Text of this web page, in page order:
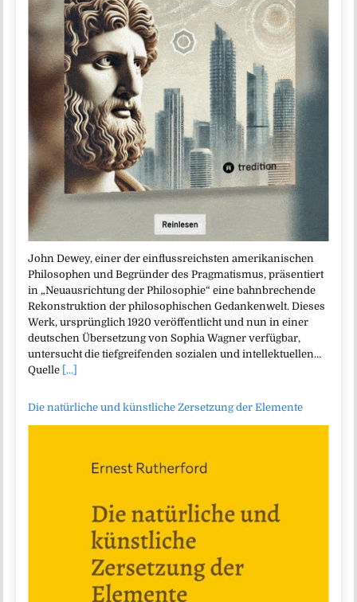
John Dewey, einer der einflussreichsten amerikanischen
Philosophen und Begründer des Pragmatismus, präsentiert
in „Neuausrichtung der Philosophie“ eine bahnbrechende
Rekonstruktion der philosophischen Gedankenwelt. Dieses
Werk, ursprünglich 1920 veröffentlicht und nun in einer
deutschen Übersetzung von Sophia Wagner verfügbar,
untersucht die tiefgreifenden sozialen und intellektuellen…
Quelle [...]
Die natürliche und künstliche Zersetzung der Elemente